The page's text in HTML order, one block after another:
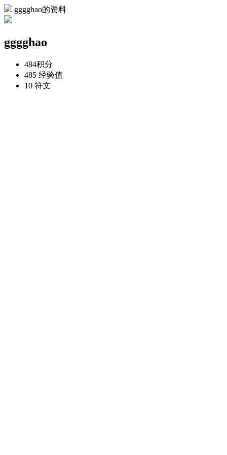
gggghao的资料
gggghao
484积分
485 经验值
10 符文